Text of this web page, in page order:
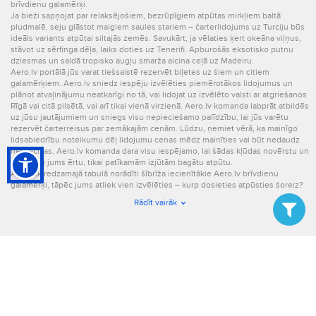
brīvdienu galamērķi.
Ja bieži sapņojat par relaksējošiem, bezrūpīgiem atpūtas mirkļiem baltā
pludmalē, seju glāstot maigiem saules stariem – čarterlidojums uz Turciju būs
ideāls variants atpūtai siltajās zemēs. Savukārt, ja vēlaties ķert okeāna viļņus,
stāvot uz sērfinga dēļa, laiks doties uz Tenerifi. Apburošās eksotisko putnu
dziesmas un saldā tropisko augļu smarža aicina ceļā uz Madeiru.
Aero.lv portālā jūs varat tiešsaistē rezervēt biļetes uz šiem un citiem
galamērķiem. Aero.lv sniedz iespēju izvēlēties piemērotākos lidojumus un
plānot atvaļinājumu neatkarīgi no tā, vai lidojat uz izvēlēto valsti ar atgriešanos
Rīgā vai citā pilsētā, vai arī tikai vienā virzienā. Aero.lv komanda labprāt atbildēs
uz jūsu jautājumiem un sniegs visu nepieciešamo palīdzību, lai jūs varētu
rezervēt čarterreisus par zemākajām cenām. Lūdzu, ņemiet vērā, ka mainīgo
lidsabiedrību noteikumu dēļ lidojumu cenas mēdz mainīties vai būt nedaudz
neprecīzas. Aero.lv komanda dara visu iespējamo, lai šādas kļūdas novērstu un
sagādātu jums ērtu, tikai patīkamām izjūtām bagātu atpūtu.
Augstāk redzamajā tabulā norādīti šībrīža iecienītākie Aero.lv brīvdienu
galamērķi, tāpēc jums atliek vien izvēlēties – kurp dosieties atpūsties šoreiz?
Rādīt vairāk